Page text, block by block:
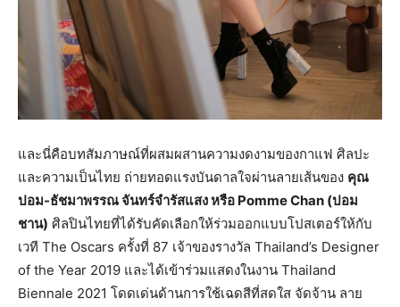
และนี่คือบทสัมภาษณ์ที่ผสมผสานความงดงามของกาแฟ ศิลปะ
และความเป็นไทย ถ่ายทอดแรงบันดาลใจผ่านลายเส้นของ คุณ
ปอม-ธัชมาพรรณ จันทร์จำรัสแสง หรือ Pomme Chan (ปอม
ชาน) ศิลปินไทยที่ได้รับคัดเลือกให้ร่วมออกแบบโปสเตอร์ให้กับ
เวที The Oscars ครั้งที่ 87 เจ้าของรางวัล Thailand’s Designer
of the Year 2019 และได้เข้าร่วมแสดงในงาน Thailand
Biennale 2021 โดดเด่นด้านการใช้เฉดสีที่สดใส จัดจ้าน ลาย